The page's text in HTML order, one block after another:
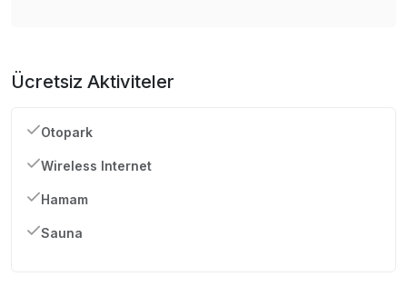
Ücretsiz Aktiviteler
Otopark
Wireless Internet
Hamam
Sauna